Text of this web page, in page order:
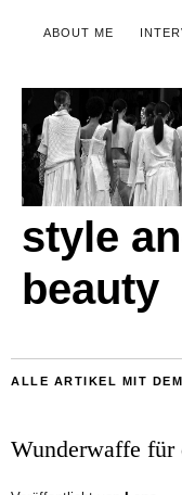
ABOUT ME
style
beauty
ALLE ARTIKEL MIT
Wunderwaffe